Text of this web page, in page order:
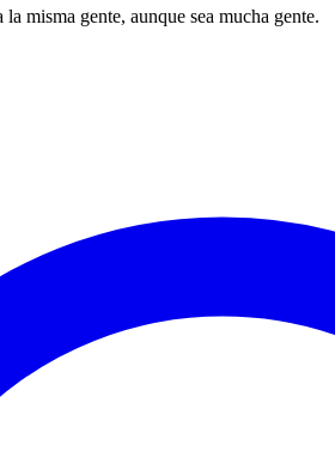
misma gente, aunque sea mucha gente.